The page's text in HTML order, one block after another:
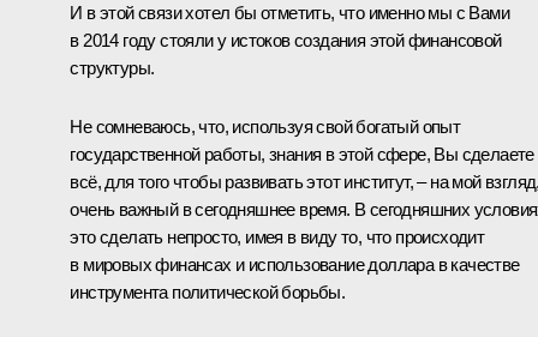
И в этой связи хотел бы отметить, что именно мы с Вами
в 2014 году стояли у истоков создания этой финансовой
структуры.
Не сомневаюсь, что, используя свой богатый опыт
государственной работы, знания в этой сфере, Вы сделаете
всё, для того чтобы развивать этот институт, – на мой
очень важный в сегодняшнее время. В сегодняшних
это сделать непросто, имея в виду то, что происходит
в мировых финансах и использование доллара в качестве
инструмента политической борьбы.